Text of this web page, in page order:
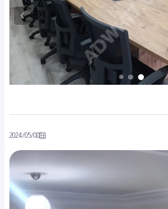
2024/05/08